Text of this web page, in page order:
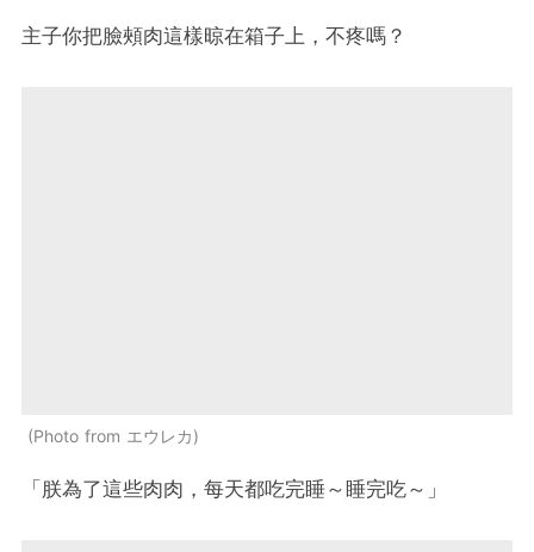
主子你把臉頰肉這樣晾在箱子上，不疼嗎？
Photo from エウレカ
「朕為了這些肉肉，每天都吃完睡～睡完吃～」